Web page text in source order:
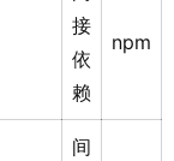
接
依
赖
npm
间